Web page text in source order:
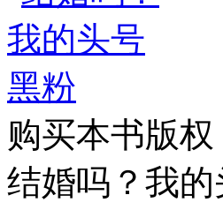
购买本书版权
结婚吗？我